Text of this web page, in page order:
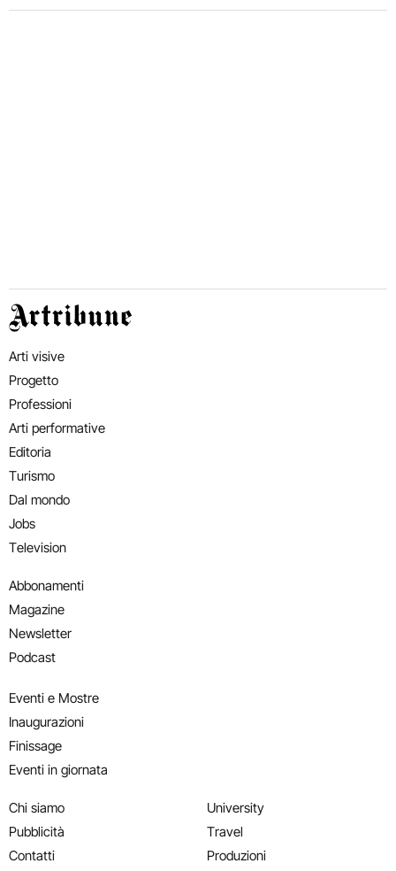
Artribune
Arti visive
Progetto
Professioni
Arti performative
Editoria
Turismo
Dal mondo
Jobs
Television
Abbonamenti
Magazine
Newsletter
Podcast
Eventi e Mostre
Inaugurazioni
Finissage
Eventi in giornata
Chi siamo
Pubblicità
Contatti
University
Travel
Produzioni